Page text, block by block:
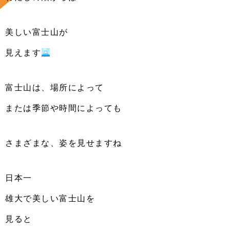
美しい富士山が
見えます
富士山は、場所によって
または季節や時間によっても
さまざまな、姿を見せますね
日本一
雄大で美しい富士山を
見ると